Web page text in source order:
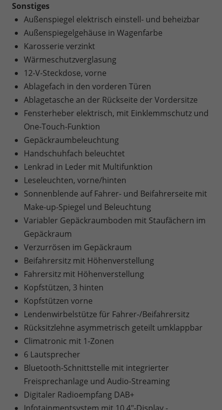
Sonstiges
Außenspiegel elektrisch einstell- und beheizbar
Außenspiegelgehäuse in Wagenfarbe
Karosserie verzinkt
Wärmeschutzverglasung
12-V-Steckdose, vorne
Ablagefach in den vorderen Türen
Ablagetasche an der Rückseite der Vordersitze
Fensterheber elektrisch, mit Einklemmschutz und
One-Touch-Funktion
Gepäckraumbeleuchtung
Handschuhfach beleuchtet
Lenkrad in Leder mit Multifunktion
Leseleuchten, vorne/hinten
Sonnenblende auf Fahrer- und Beifahrerseite mit
Make-up-Spiegel und Beleuchtung
Variabler Gepäckraumboden mit Staufächern im
Gepäckraum
Verzurrösen im Gepäckraum
Beifahrersitz mit Höhenverstellung
Fahrersitz mit Höhenverstellung
Kopfstützen, 3 hinten
Kopfstützen vorne
Lendenwirbelstütze für Fahrer-/Beifahrersitz
Rücksitzlehne asymmetrisch geteilt umklappbar
Climatronic mit 1-Zonen
6 Lautsprecher
Bluetooth-Schnittstelle mit integrierter
Freisprechanlage und Audio-Streaming
Digitaler Radioempfang DAB+
Infotainmentsystem mit 10,4"-Display -